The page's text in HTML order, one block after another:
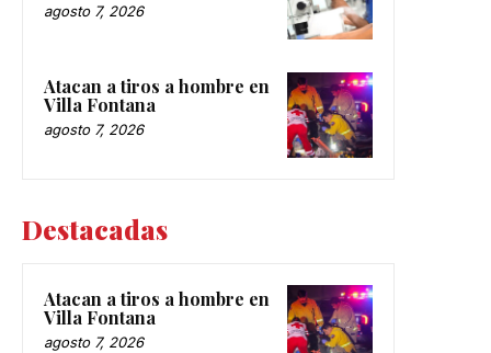
agosto 7, 2026
Atacan a tiros a hombre en
Villa Fontana
agosto 7, 2026
Destacadas
Atacan a tiros a hombre en
Villa Fontana
agosto 7, 2026